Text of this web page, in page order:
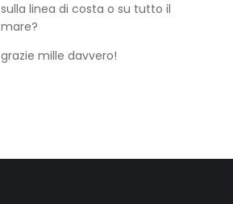
sulla linea di costa o su tutto il
mare?
grazie mille davvero!